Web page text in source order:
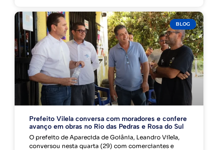
BLOG
Prefeito Vilela conversa com moradores e confere
avanço em obras no Rio das Pedras e Rosa do Sul
O prefeito de Aparecida de Goiânia, Leandro Vilela,
conversou nesta quarta (29) com comerciantes e